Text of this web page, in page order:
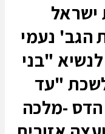
ישראל
הגב' נעמי
"בני
"עד
הדס -מלכה